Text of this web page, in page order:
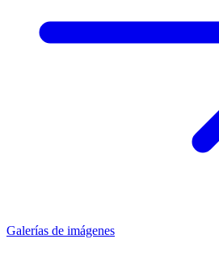
Galerías de imágenes